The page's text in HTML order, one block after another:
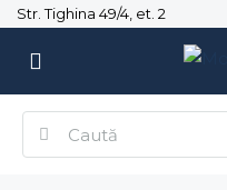
Str. Tighina 49/4, et. 2